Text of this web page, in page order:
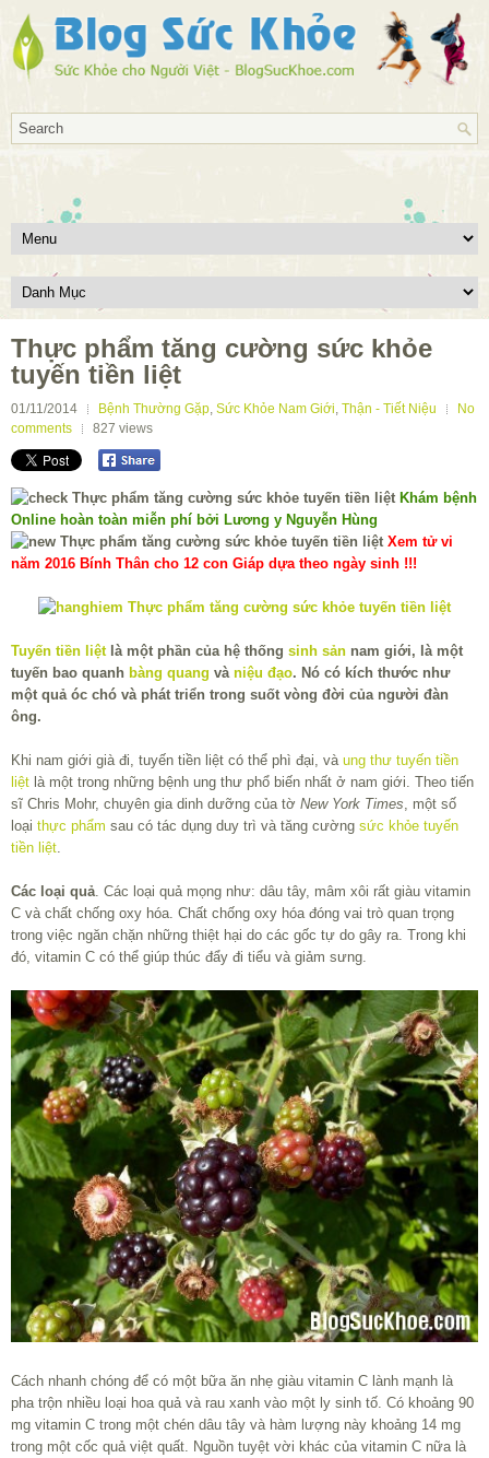
Thực phẩm tăng cường sức khỏe
tuyến tiền liệt
01/11/2014 Bệnh Thường Gặp, Sức Khỏe Nam Giới, Thận - Tiết Niệu
No
comments
827 views
Khám bệnh
Online hoàn toàn miễn phí bởi Lương y Nguyễn Hùng
Xem tử vi
năm 2016 Bính Thân cho 12 con Giáp dựa theo ngày sinh !!!
Tuyến tiền liệtlà một phần của hệ thống sinh sản nam giới, là một
tuyến bao quanh bàng quang và niệu đạo. Nó có kích thước như
một quả óc chó và phát triển trong suốt vòng đời của người đàn
ông.
Khi nam giới già đi, tuyến tiền liệt có thể phì đại, và ung thư tuyến tiền
liệt là một trong những bệnh ung thư phổ biến nhất ở nam giới. Theo tiến
sĩ Chris Mohr, chuyên gia dinh dưỡng của tờ New York Times, một số
loại thực phẩm sau có tác dụng duy trì và tăng cường sức khỏe tuyến
tiền liệt.
Các loại quả. Các loại quả mọng như: dâu tây, mâm xôi rất giàu vitamin
C và chất chống oxy hóa. Chất chống oxy hóa đóng vai trò quan trọng
trong việc ngăn chặn những thiệt hại do các gốc tự do gây ra. Trong khi
đó, vitamin C có thể giúp thúc đẩy đi tiểu và giảm sưng.
Cách nhanh chóng để có một bữa ăn nhẹ giàu vitamin C lành mạnh là
pha trộn nhiều loại hoa quả và rau xanh vào một ly sinh tố. Có khoảng 90
mg vitamin C trong một chén dâu tây và hàm lượng này khoảng 14 mg
trong một cốc quả việt quất. Nguồn tuyệt vời khác của vitamin C nữa là